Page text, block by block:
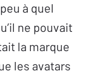
à quel
ne pouvait
la marque
les avatars